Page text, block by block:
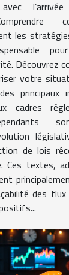
les
Découvrez
votre
principaux
cadres
de lois
Ces textes,
des